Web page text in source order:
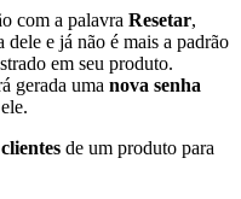
com a palavra Resetar,
e já não é mais a padrão
em seu produto.
gerada uma nova senha
de um produto para